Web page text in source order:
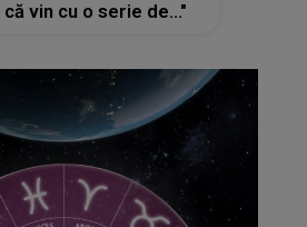
vin cu o serie de..."